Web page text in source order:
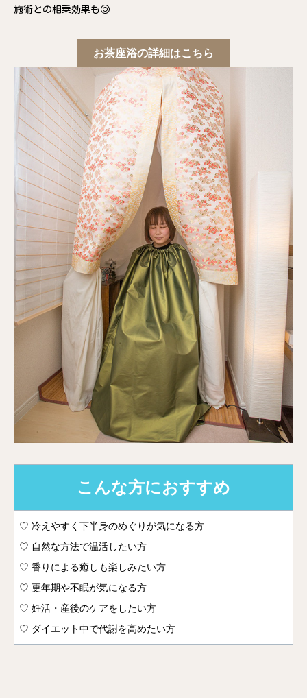
施術との相乗効果も◎
お茶座浴の詳細はこちら
こんな方におすすめ
♡ 冷えやすく下半身のめぐりが気になる方
♡ 自然な方法で温活したい方
♡ 香りによる癒しも楽しみたい方
♡ 更年期や不眠が気になる方
♡ 妊活・産後のケアをしたい方
♡ ダイエット中で代謝を高めたい方